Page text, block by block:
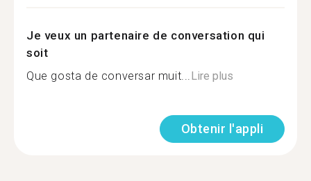
Je veux un partenaire de conversation qui
soit
Que gosta de conversar muit...Lire plus
Obtenir l'appli